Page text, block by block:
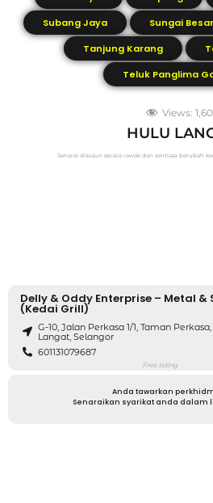
Subang Jaya
Sungai Besar
Tanjung Karang
Teluk Panglima
Views:
HULU
Senarai disusun secara rawak dan sentiasa berubah
Delly & Oddy Enterprise – Metal &
(Kedai Grill)
G-10, Jalan Perkasa 1/1, Taman
Langat, Selangor
601131079687
Free listing
Anda tawarkan
Senaraikan syarikat anda dalam